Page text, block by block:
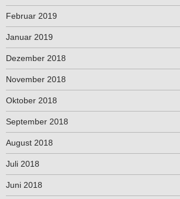
Februar 2019
Januar 2019
Dezember 2018
November 2018
Oktober 2018
September 2018
August 2018
Juli 2018
Juni 2018